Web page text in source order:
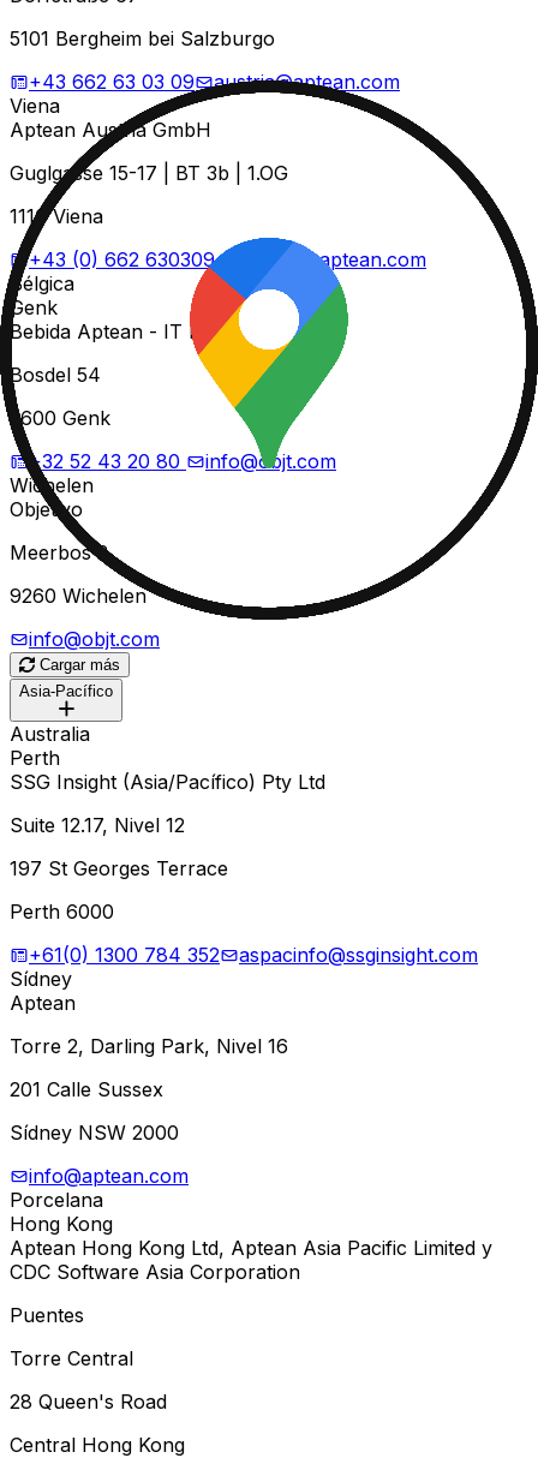
5101 Bergheim bei Salzburgo
+43 662 63 03 09
austria@aptean.com
Viena
Aptean Austria GmbH
Guglgasse 15-17 | BT 3b | 1.OG
1110 Viena
+43 (0) 662 630309
austria@aptean.com
Bélgica
Genk
Bebida Aptean - IT BV
Bosdel 54
3600 Genk
+32 52 43 20 80
info@objt.com
Wichelen
Objetivo
Meerbos 2
9260 Wichelen
info@objt.com
Cargar más
Asia-Pacífico
Australia
Perth
SSG Insight (Asia/Pacífico) Pty Ltd
Suite 12.17, Nivel 12
197 St Georges Terrace
Perth 6000
+61(0) 1300 784 352
aspacinfo@ssginsight.com
Sídney
Aptean
Torre 2, Darling Park, Nivel 16
201 Calle Sussex
Sídney NSW 2000
info@aptean.com
Porcelana
Hong Kong
Aptean Hong Kong Ltd, Aptean Asia Pacific Limited y
CDC Software Asia Corporation
Puentes
Torre Central
28 Queen's Road
Central Hong Kong